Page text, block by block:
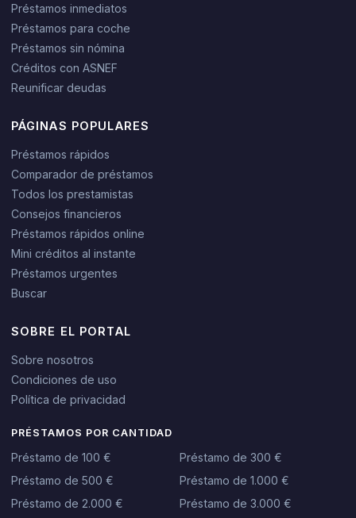
Préstamos inmediatos
Préstamos para coche
Préstamos sin nómina
Créditos con ASNEF
Reunificar deudas
PÁGINAS POPULARES
Préstamos rápidos
Comparador de préstamos
Todos los prestamistas
Consejos financieros
Préstamos rápidos online
Mini créditos al instante
Préstamos urgentes
Buscar
SOBRE EL PORTAL
Sobre nosotros
Condiciones de uso
Política de privacidad
PRÉSTAMOS POR CANTIDAD
Préstamo de 100 €
Préstamo de 300 €
Préstamo de 500 €
Préstamo de 1.000 €
Préstamo de 2.000 €
Préstamo de 3.000 €